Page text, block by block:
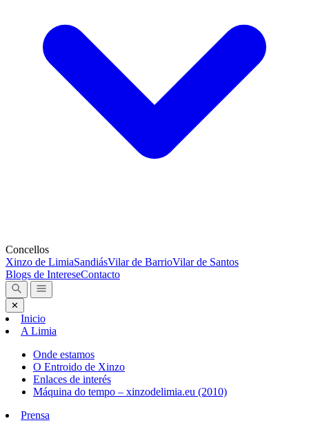
Concellos
Xinzo de LimiaSandiásVilar de BarrioVilar de Santos
Blogs de IntereseContacto
✕
Inicio
A Limia
Onde estamos
O Entroido de Xinzo
Enlaces de interés
Máquina do tempo – xinzodelimia.eu (2010)
Prensa